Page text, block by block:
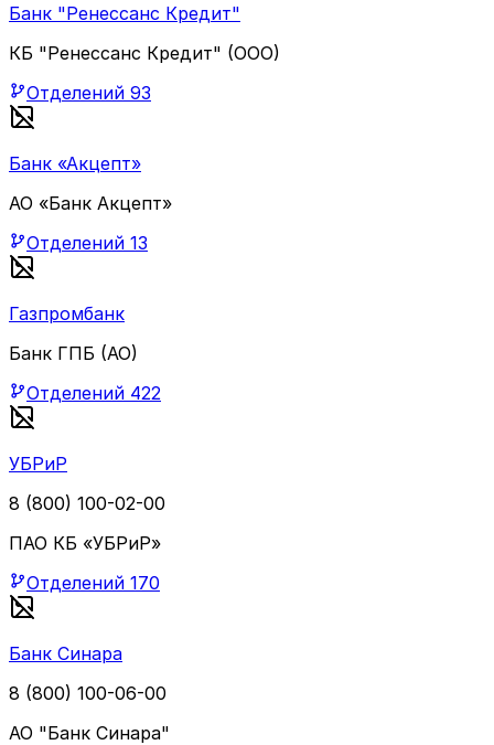
Банк "Ренессанс Кредит"
КБ "Ренессанс Кредит" (ООО)
Отделений 93
Банк «Акцепт»
АО «Банк Акцепт»
Отделений 13
Газпромбанк
Банк ГПБ (АО)
Отделений 422
УБРиР
8 (800) 100-02-00
ПАО КБ «УБРиР»
Отделений 170
Банк Синара
8 (800) 100-06-00
АО "Банк Синара"